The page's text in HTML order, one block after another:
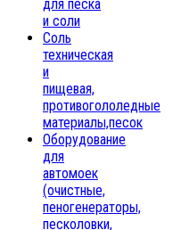
для песка
и соли
Соль
техническая
и
пищевая,
противогололедные
материалы,песок
Oборудование
для
автомоек
(очистные,
пеногенераторы,
песколовки,